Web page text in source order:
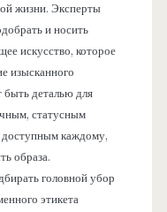
жизни. Эксперты
и носить
искусство, которое
изысканного
быть деталью для
статусным
доступным каждому,
образа.
головной убор
этикета